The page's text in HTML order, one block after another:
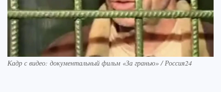
Кадр с видео: документальный фильм «За гранью» / Россия24